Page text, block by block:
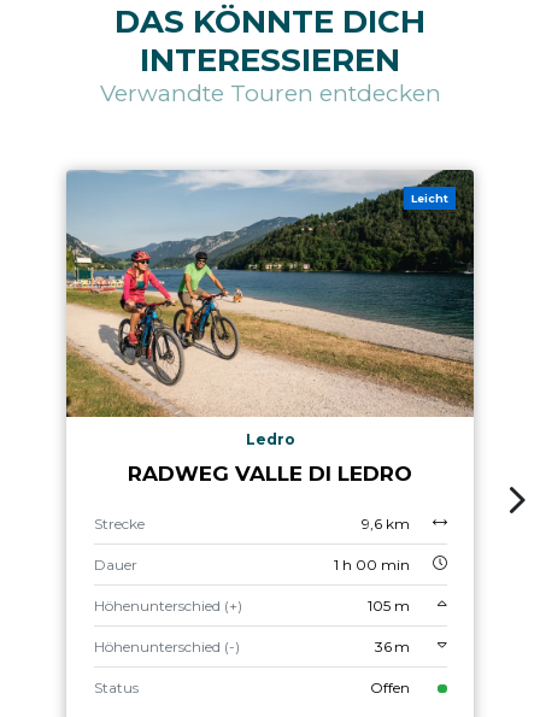
DAS KÖNNTE DICH
INTERESSIEREN
Verwandte Touren entdecken
Leicht
Ledro
RADWEG VALLE DI LEDRO
Strecke 9,6 km
Dauer 1 h 00 min
Höhenunterschied (+) 105 m
Höhenunterschied (-) 36 m
Status Offen